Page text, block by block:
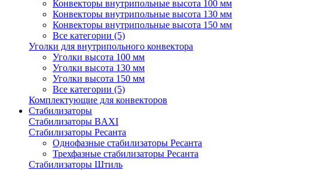
Конвекторы внутрипольные высота 100 мм
Конвекторы внутрипольные высота 130 мм
Конвекторы внутрипольные высота 150 мм
Все категории (5)
Уголки для внутрипольного конвектора
Уголки высота 100 мм
Уголки высота 130 мм
Уголки высота 150 мм
Все категории (5)
Комплектующие для конвекторов
Стабилизаторы
Стабилизаторы BAXI
Стабилизаторы Ресанта
Однофазные стабилизаторы Ресанта
Трехфазные стабилизаторы Ресанта
Стабилизаторы Штиль